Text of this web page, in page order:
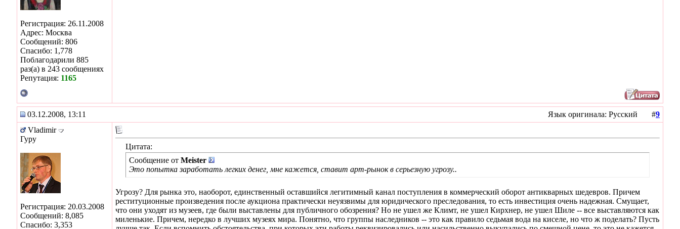
Регистрация: 26.11.2008
Адрес: Москва
Сообщений: 806
Спасибо: 1,778
Поблагодарили 885
раз(а) в 243 сообщениях
Репутация: 1165
03.12.2008, 13:11 Язык оригинала: Русский #9
Vladimir
Гуру
Регистрация: 20.03.2008
Сообщений: 8,085
Спасибо: 3,353
Цитата:
Сообщение от Meister
Это попытка заработать легких денег, мне кажется, ставит арт-рынок в серьезную угрозу..
Угрозу? Для рынка это, наоборот, единственный оставшийся легитимный канал поступления в коммерческий оборот антикварных шедевров. Причем
реституционные произведения после аукциона практически неуязвимы для юридического преследования, то есть инвестиция очень надежная. Смущает,
что они уходят из музеев, где были выставлены для публичного обозрения? Но не ушел же Климт, не ушел Кирхнер, не ушел Шиле -- все выставляются как
миленькие. Причем, нередко в лучших музеях мира. Понятно, что группы наследников -- это как правило седьмая вода на киселе, но что ж поделать? Пусть